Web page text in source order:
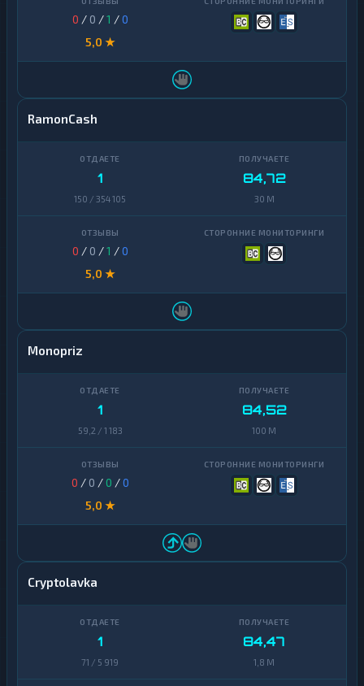
0 / 0 /1 /0
5,0 ★
RamonCash
1
150 / 354 105
84,72
30 M
0 / 0 /1 /0
5,0 ★
Monopriz
1
59,2 / 1 183
84,52
100 M
0 / 0 /0 /0
5,0 ★
Cryptolavka
1
71 / 5 919
84,47
1,8 M